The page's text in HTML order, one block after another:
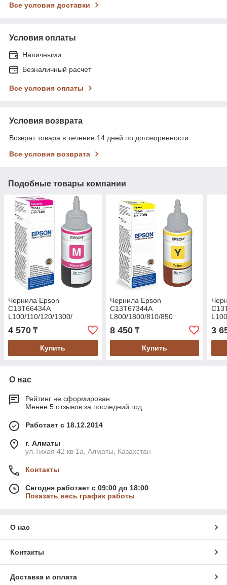
Все условия доставки
Условия оплаты
Наличными
Безналичный расчет
Все условия оплаты
Условия возврата
Возврат товара в течение 14 дней по договоренности
Все условия возврата
Подобные товары компании
Чернила Epson
C13T66434A
L100/110/120/1300/
4 570 ₸
Купить
Чернила Epson
C13T67344A
L800/1800/810/850
8 450₸
Купить
3
О нас
Рейтинг не сформирован
Менее 5 отзывов за последний год
Работает с 18.12.2014
г. Алматы
ул.Тихая 42 кв 1a, Алматы, Казахстан
Контакты
Сегодня работает с 09:00 до 18:00
Показать весь график работы
О нас
Контакты
Доставка и оплата